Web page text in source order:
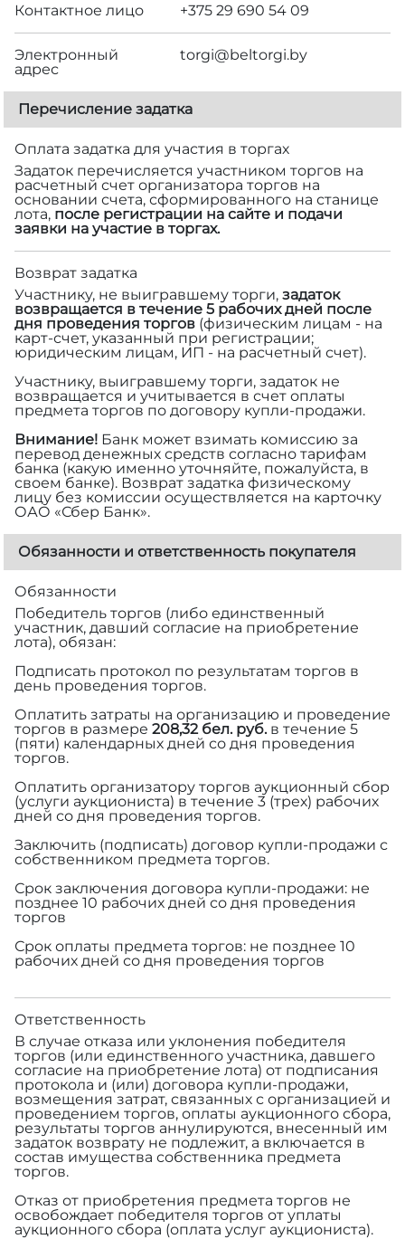
Контактное лицо +375 29 690 54 09
Электронный
адрес
torgi@beltorgi.by
Перечисление задатка
Оплата задатка для участия в торгах
Задаток перечисляется участником торгов на
расчетный счет организатора торгов на
основании счета, сформированного на станице
лота, после регистрации на сайте и подачи
заявки на участие в торгах.
Возврат задатка
Участнику, не выигравшему торги, задаток
возвращается в течение 5 рабочих дней после
дня проведения торгов (физическим лицам - на
карт-счет, указанный при регистрации;
юридическим лицам, ИП - на расчетный счет).
Участнику, выигравшему торги, задаток не
возвращается и учитывается в счет оплаты
предмета торгов по договору купли-продажи.
Внимание! Банк может взимать комиссию за
перевод денежных средств согласно тарифам
банка (какую именно уточняйте, пожалуйста, в
своем банке). Возврат задатка физическому
лицу без комиссии осуществляется на карточку
ОАО «Сбер Банк».
Обязанности и ответственность покупателя
Обязанности
Победитель торгов (либо единственный
участник, давший согласие на приобретение
лота), обязан:
Подписать протокол по результатам торгов в
день проведения торгов.
Оплатить затраты на организацию и проведение
торгов в размере 208,32 бел. руб.в течение 5
(пяти) календарных дней со дня проведения
торгов.
Оплатить организатору торгов аукционный сбор
(услуги аукциониста) в течение 3 (трех) рабочих
дней со дня проведения торгов.
Заключить (подписать) договор купли-продажи с
собственником предмета торгов.
Срок заключения договора купли-продажи: не
позднее 10 рабочих дней со дня проведения
торгов
Срок оплаты предмета торгов: не позднее 10
рабочих дней со дня проведения торгов
Ответственность
В случае отказа или уклонения победителя
торгов (или единственного участника, давшего
согласие на приобретение лота) от подписания
протокола и (или) договора купли-продажи,
возмещения затрат, связанных с организацией и
проведением торгов, оплаты аукционного сбора,
результаты торгов аннулируются, внесенный им
задаток возврату не подлежит, а включается в
состав имущества собственника предмета
торгов.
Отказ от приобретения предмета торгов не
освобождает победителя торгов от уплаты
аукционного сбора (оплата услуг аукциониста).